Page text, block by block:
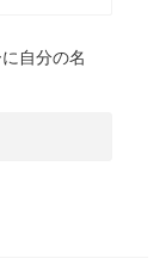
自分の名